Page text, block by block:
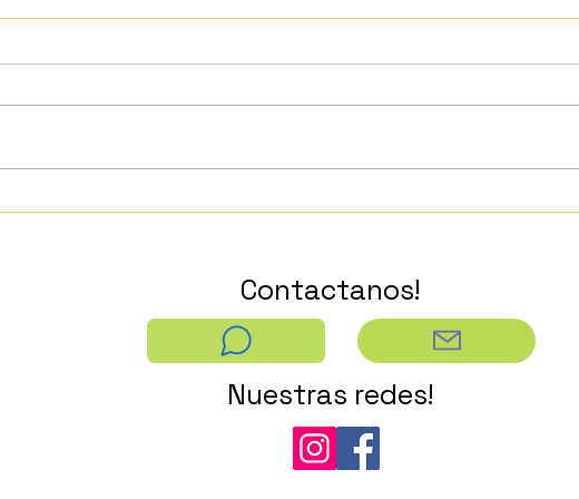
Contactanos!
Nuestras redes!